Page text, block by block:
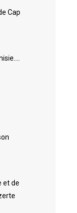
Cap
et de